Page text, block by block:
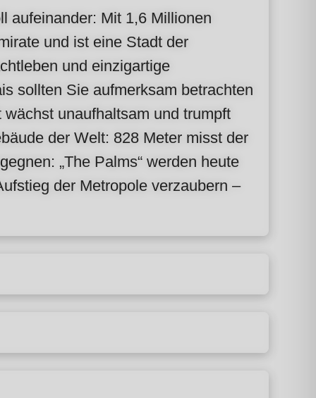
aufeinander: Mit 1,6 Millionen
und ist eine Stadt der
und einzigartige
sollten Sie aufmerksam betrachten
unaufhaltsam und trumpft
der Welt: 828 Meter misst der
„The Palms“ werden heute
der Metropole verzaubern –